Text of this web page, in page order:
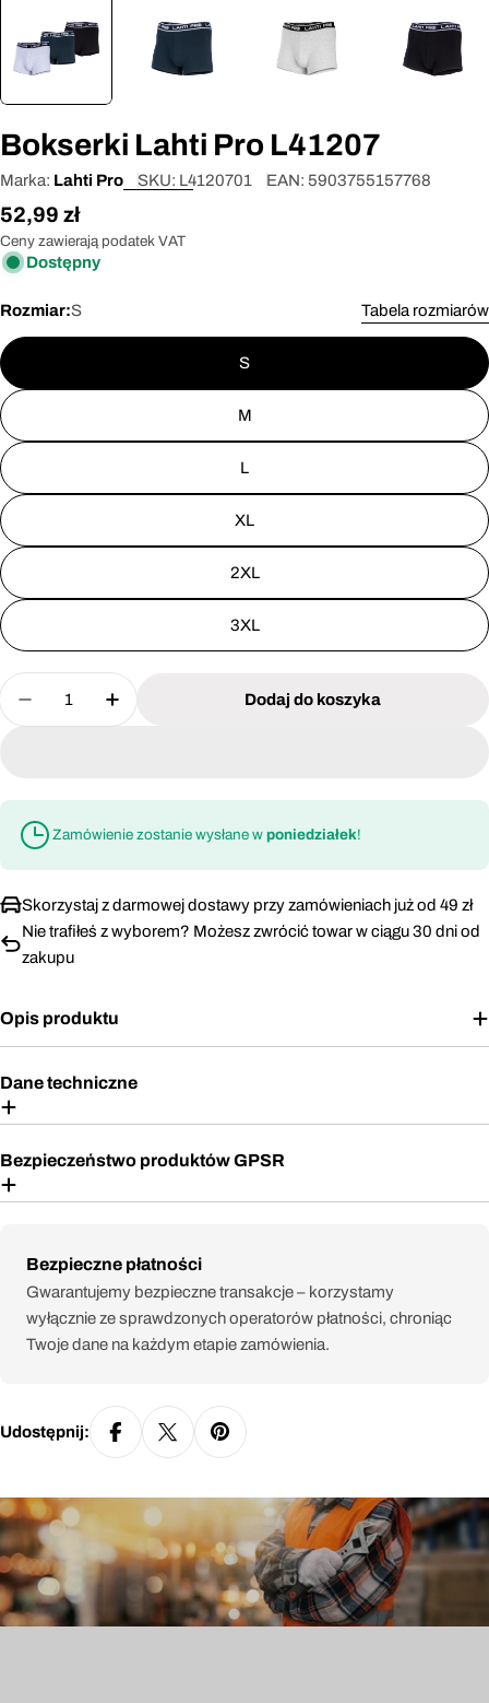
Bokserki Lahti Pro L41207
Marka: Lahti Pro SKU: L4120701 EAN: 5903755157768
Cena
regularna
52,99 zł
Ceny zawierają podatek VAT
Dostępny
Rozmiar:S Tabela rozmiarów
S
M
L
XL
2XL
3XL
Ilość
Zmniejsz ilość dla Bokserki Lahti Pro L41207
Zwiększ ilość dla Bokserki Lahti Pro
Dodaj do koszyka
Zamówienie zostanie wysłane w poniedziałek!
Skorzystaj z darmowej dostawy przy zamówieniach już od 49 zł
Nie trafiłeś z wyborem? Możesz zwrócić towar w ciągu 30 dni od
zakupu
Opis produktu
Dane techniczne
Bezpieczeństwo produktów GPSR
Bezpieczne płatności
Metody
płatności
Gwarantujemy bezpieczne transakcje – korzystamy
wyłącznie ze sprawdzonych operatorów płatności, chroniąc
Twoje dane na każdym etapie zamówienia.
Udostępnij: